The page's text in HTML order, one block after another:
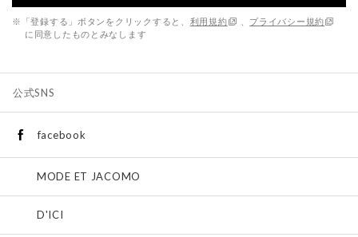
※「登録する」ボタンをクリックすると、 利用規約
プライバシー規約
に同意したものとみなします
公式SNS
facebook
MODE ET JACOMO
D'ICI